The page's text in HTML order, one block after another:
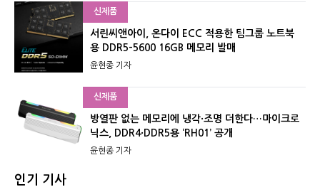
신제품
서린씨앤아이, 온다이 ECC 적용한 팀그룹 노트북
용 DDR5-5600 16GB 메모리 발매
윤현종 기자
신제품
방열판 없는 메모리에 냉각·조명 더한다…마이크로
닉스, DDR4·DDR5용 ‘RH01’ 공개
윤현종 기자
인기 기사